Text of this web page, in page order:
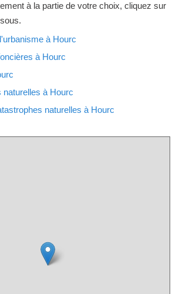
à la partie de votre choix, cliquez sur
à Hourc
à Hourc
naturelles à Hourc
naturelles à Hourc